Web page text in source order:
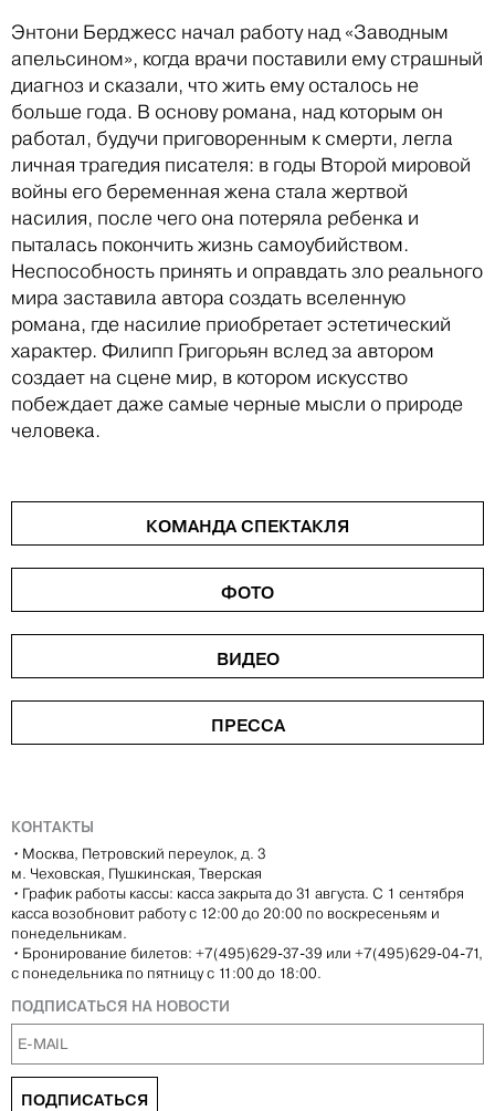
Энтони Берджесс начал работу над «Заводным
апельсином», когда врачи поставили ему страшный
диагноз и сказали, что жить ему осталось не
больше года. В основу романа, над которым он
работал, будучи приговоренным к смерти, легла
личная трагедия писателя: в годы Второй мировой
войны его беременная жена стала жертвой
насилия, после чего она потеряла ребенка и
пыталась покончить жизнь самоубийством.
Неспособность принять и оправдать зло реального
мира заставила автора создать вселенную
романа, где насилие приобретает эстетический
характер. Филипп Григорьян вслед за автором
создает на сцене мир, в котором искусство
побеждает даже самые черные мысли о природе
человека.
КОМАНДА СПЕКТАКЛЯ
ФОТО
ВИДЕО
ПРЕССА
КОНТАКТЫ
• Москва, Петровский переулок, д. 3
м. Чеховская, Пушкинская, Тверская
• График работы кассы: касса закрыта до 31 августа. С 1 сентября
касса возобновит работу с 12:00 до 20:00 по воскресеньям и
понедельникам.
• Бронирование билетов: +7(495)629-37-39 или +7(495)629-04-71,
с понедельника по пятницу с 11:00 до 18:00.
ПОДПИСАТЬСЯ НА НОВОСТИ
ПОДПИСАТЬСЯ